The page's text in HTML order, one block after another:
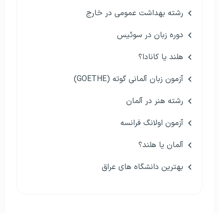
رشته بهداشت عمومی در خارج
دوره زبان در سوئیس
هلند یا کانادا؟
آزمون زبان آلمانی گوته (GOETHE)
رشته هنر در آلمان
آزمون اولانگ فرانسه
آلمان یا هلند؟
بهترین دانشگاه های عراق